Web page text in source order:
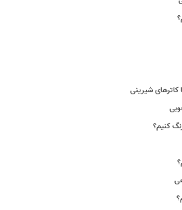
کاترهای شیرینی
کنیم؟